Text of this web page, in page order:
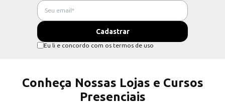
Eu li e concordo com os termos de uso
Conheça Nossas Lojas e Cursos
Presenciais